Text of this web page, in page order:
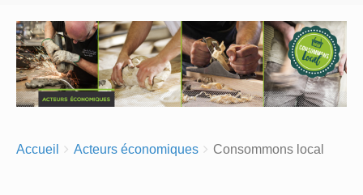
Breadcrumbs
You
Accueil Acteurs économiques Consommons local